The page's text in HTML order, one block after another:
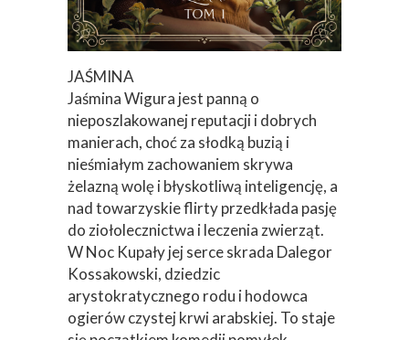
JAŚMINA
Jaśmina Wigura jest panną o
nieposzlakowanej reputacji i dobrych
manierach, choć za słodką buzią i
nieśmiałym zachowaniem skrywa
żelazną wolę i błyskotliwą inteligencję, a
nad towarzyskie flirty przedkłada pasję
do ziołolecznictwa i leczenia zwierząt.
W Noc Kupały jej serce skrada Dalegor
Kossakowski, dziedzic
arystokratycznego rodu i hodowca
ogierów czystej krwi arabskiej. To staje